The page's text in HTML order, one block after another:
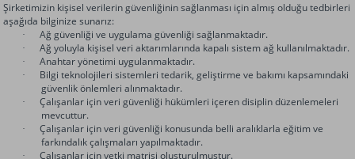
Şirketimizin kişisel verilerin güvenliğinin sağlanması için almış olduğu tedbirleri
aşağıda bilginize sunarız:
· Ağ güvenliği ve uygulama güvenliği sağlanmaktadır.
· Ağ yoluyla kişisel veri aktarımlarında kapalı sistem ağ kullanılmaktadır.
· Anahtar yönetimi uygulanmaktadır.
·
Bilgi teknolojileri sistemleri tedarik, geliştirme ve bakımı kapsamındaki
güvenlik önlemleri alınmaktadır.
·
Çalışanlar için veri güvenliği hükümleri içeren disiplin düzenlemeleri
mevcuttur.
·
Çalışanlar için veri güvenliği konusunda belli aralıklarla eğitim ve
farkındalık çalışmaları yapılmaktadır.
· Çalışanlar için yetki matrisi oluşturulmuştur.